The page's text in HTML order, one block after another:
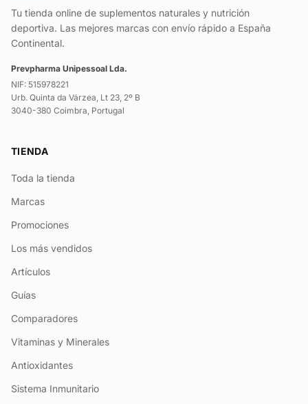
Tu tienda online de suplementos naturales y nutrición
deportiva. Las mejores marcas con envío rápido a España
Continental.
Prevpharma Unipessoal Lda.
NIF: 515978221
Urb. Quinta da Várzea, Lt 23, 2º B
3040-380 Coimbra, Portugal
TIENDA
Toda la tienda
Marcas
Promociones
Los más vendidos
Artículos
Guías
Comparadores
Vitaminas y Minerales
Antioxidantes
Sistema Inmunitario